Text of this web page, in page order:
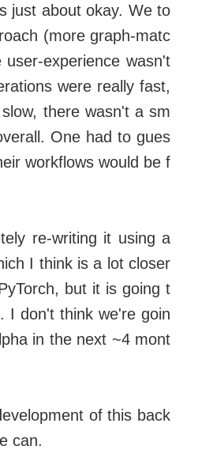
just about okay. We to
(more graph-matc
experience wasn't
were really fast,
there wasn't a sm
One had to gues
workflows would be f
re-writing it using a
I think is a lot closer
but it is going t
I don't think we're goin
in the next ~4 mont
of this back
can.